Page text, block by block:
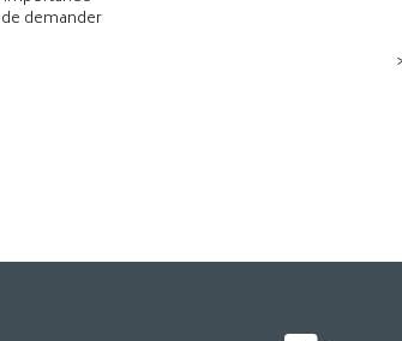
demander